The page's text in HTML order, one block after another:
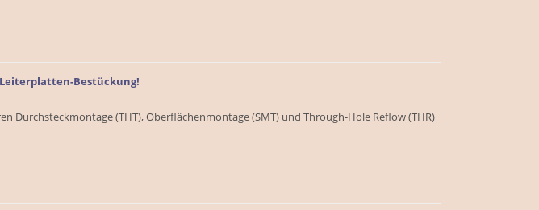
Bestückung!
Durchsteckmontage (THT), Oberflächenmontage (SMT) und Through-Hole Reflow (THR)